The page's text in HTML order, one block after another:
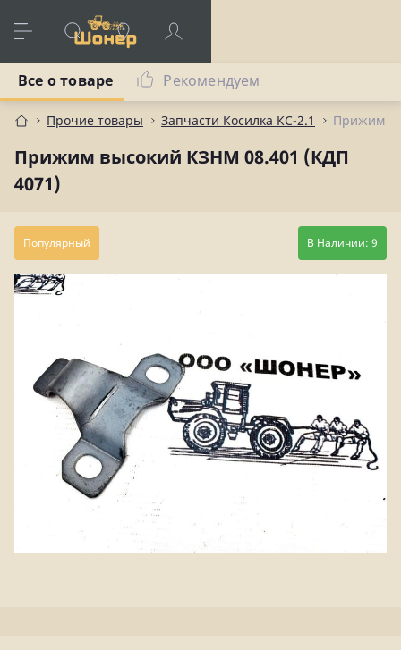
Прочие товары Запчасти Косилка КС-2.1 Прижим
Прижим высокий КЗНМ 08.401 (КДП
4071)
Все о товаре Рекомендуем
Популярный В Наличии: 9